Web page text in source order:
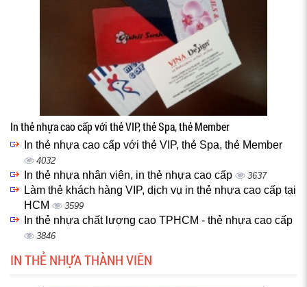
In thẻ nhựa cao cấp với thẻ VIP, thẻ Spa, thẻ Member
In thẻ nhựa cao cấp với thẻ VIP, thẻ Spa, thẻ Member
4032
In thẻ nhựa nhân viên, in thẻ nhựa cao cấp 3637
Làm thẻ khách hàng VIP, dịch vụ in thẻ nhựa cao cấp tại
HCM
3599
In thẻ nhựa chất lượng cao TPHCM - thẻ nhựa cao cấp
3846
IN THẺ NHỰA THÀNH VIÊN